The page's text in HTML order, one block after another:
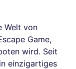
Welt von
Game,
wird. Seit
einzigartiges